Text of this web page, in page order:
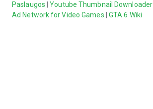
Paslaugos |Youtube Thumbnail Downloader
Ad Network for Video Games
GTA 6 Wiki